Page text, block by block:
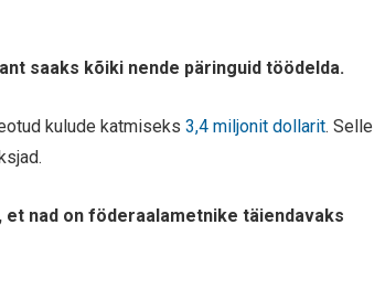
saaks kõiki nende päringuid töödelda.
kulude katmiseks3,4 miljonit dollarit. Selle
nad on föderaalametnike täiendavaks